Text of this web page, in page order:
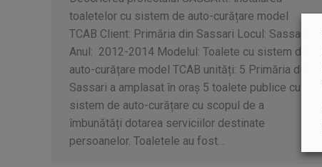
toaletelor cu sistem de auto-curățare model
TCAB Client: Primăria din Sassari Locul: Sassari
Anul: 2012-2014 Modelul: Toalete cu sistem de
auto-curățare model TCAB unități: 5 Primăria din
Sassari a amplasat în oraș 5 toalete publice cu
sistem de auto-curățare cu scopul de a
îmbunătăți dotarea serviciilor destinate
persoanelor. Toaletele au fost…